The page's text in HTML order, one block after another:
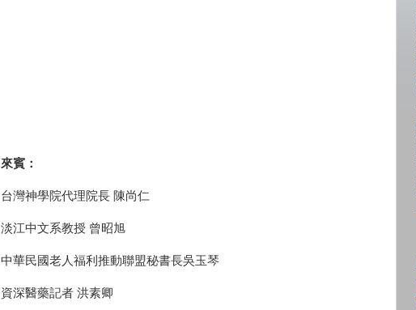
來賓：
台灣神學院代理院長 陳尚仁
淡江中文系教授 曾昭旭
中華民國老人福利推動聯盟秘書長吳玉琴
資深醫藥記者 洪素卿